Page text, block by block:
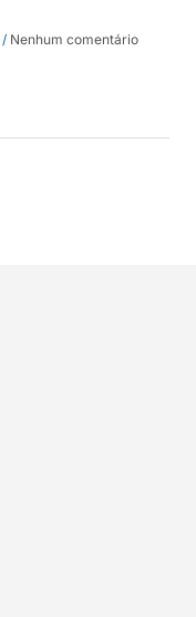
Nenhum comentário